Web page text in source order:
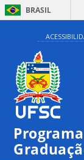
BRASIL